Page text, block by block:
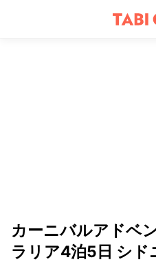
カーニバルアドベ
ラリア4泊5日 シド